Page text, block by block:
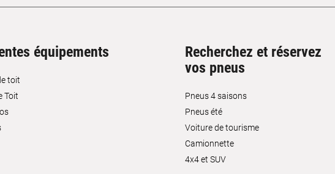
équipements
toit
Toit
Recherchez et réservez
vos pneus
Pneus 4 saisons
Pneus été
Voiture de tourisme
Camionnette
4x4 et SUV